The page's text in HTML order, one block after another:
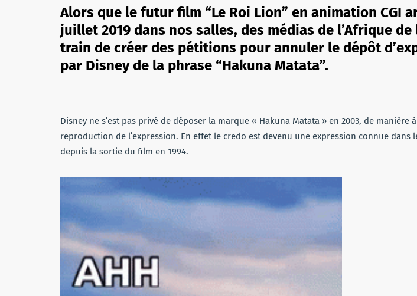
Alors que le futur film “Le Roi Lion” en animation CGI
juillet 2019 dans nos salles, des médias de l’Afrique de
train de créer des pétitions pour annuler le dépôt
par Disney de la phrase “Hakuna Matata”.
Disney ne s’est pas privé de déposer la marque « Hakuna Matata » en 2003, de manière
reproduction de l’expression. En effet le credo est devenu une expression connue dans
depuis la sortie du film en 1994.